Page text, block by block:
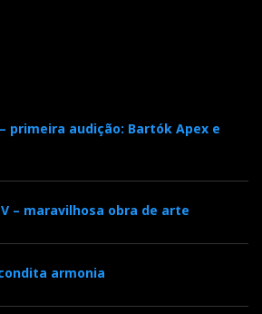
primeira audição: Bartók Apex e
– maravilhosa obra de arte
armonia